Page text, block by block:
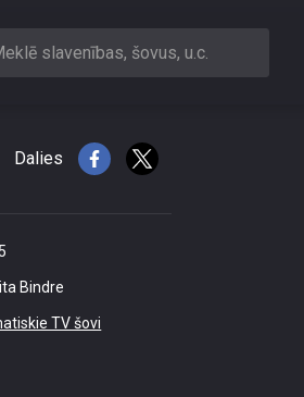
slavenības, šovus, u.c.
Dalies
Bindre
TV šovi